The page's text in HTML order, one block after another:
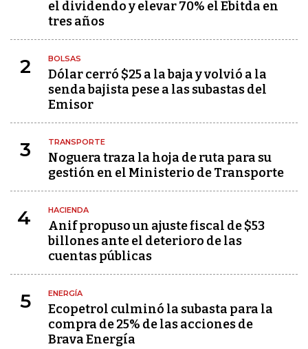
el dividendo y elevar 70% el Ebitda en
tres años
2 BOLSAS
Dólar cerró $25 a la baja y volvió a la
senda bajista pese a las subastas del
Emisor
3 TRANSPORTE
Noguera traza la hoja de ruta para su
gestión en el Ministerio de Transporte
4 HACIENDA
Anif propuso un ajuste fiscal de $53
billones ante el deterioro de las
cuentas públicas
5 ENERGÍA
Ecopetrol culminó la subasta para la
compra de 25% de las acciones de
Brava Energía